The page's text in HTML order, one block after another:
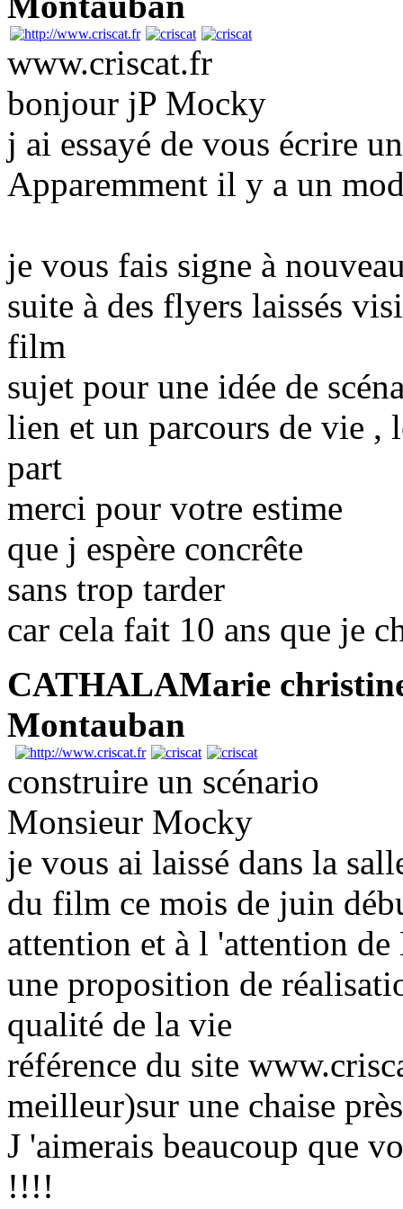
www.criscat.fr
bonjour jP Mocky
j ai essayé de vous écrire
Apparemment il y a un
je vous fais signe à
suite à des flyers laissés
film
sujet pour une idée de
lien et un parcours de vie ,
part
merci pour votre estime
que j espère concrête
sans trop tarder
car cela fait 10 ans que je
CATHALAMarie
Montauban
construire un scénario
Monsieur Mocky
je vous ai laissé dans la
du film ce mois de juin
attention et à l 'attention
une proposition de
qualité de la vie
référence du site
meilleur)sur une chaise
J 'aimerais beaucoup que
!!!!